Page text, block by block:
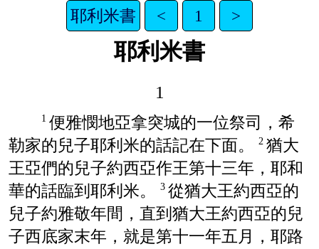
耶利米書 < 1 >
耶利米書
1
1 便雅憫地亞拿突城的一位祭司，希
勒家的兒子耶利米的話記在下面。
2 猶大
王亞們的兒子約西亞作王第十三年，耶和
華的話臨到耶利米。
3 從猶大王約西亞的
兒子約雅敬年間，直到猶大王約西亞的兒
子西底家末年，就是第十一年五月，耶路